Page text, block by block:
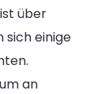
über
sich einige
an